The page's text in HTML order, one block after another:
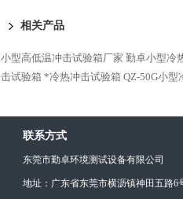
相关产品
小型高低温冲击试验箱厂家 勤卓小型冷
击试验箱 *冷热冲击试验箱 QZ-50G小型
联系方式
东莞市勤卓环境测试设备有限公司
地址：广东省东莞市横沥镇神田五路6